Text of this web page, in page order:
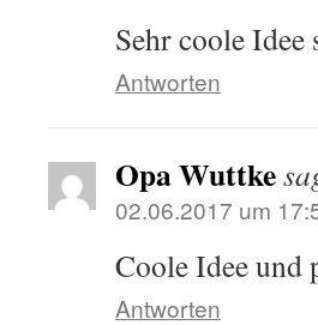
Sehr coole Idee
Antworten
Opa Wuttke
02.06.2017 um
Coole Idee und
Antworten